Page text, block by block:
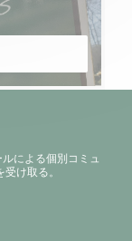
による個別コミュ
け取る。